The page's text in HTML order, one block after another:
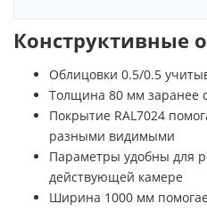
Конструктивные
Облицовки 0.5/0.5
Толщина 80 мм заранее
Покрытие RAL7024
разными видимыми
Параметры удобны для
действующей камере
Ширина 1000 мм